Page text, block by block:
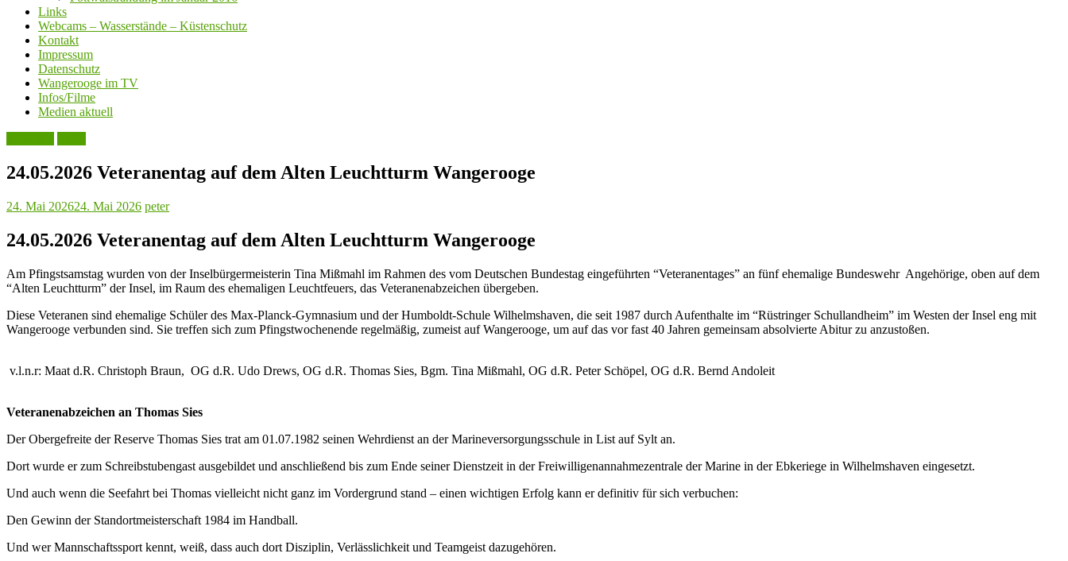
Links
Webcams – Wasserstände – Küstenschutz
Kontakt
Impressum
Datenschutz
Wangerooge im TV
Infos/Filme
Medien aktuell
24.05.2026 Veteranentag auf dem Alten Leuchtturm Wangerooge
24. Mai 202624. Mai 2026 peter
24.05.2026 Veteranentag auf dem Alten Leuchtturm Wangerooge
Am Pfingstsamstag wurden von der Inselbürgermeisterin Tina Mißmahl im Rahmen des vom Deutschen Bundestag eingeführten “Veteranentages” an fünf ehemalige Bundeswehr Angehörige, oben auf dem
“Alten Leuchtturm” der Insel, im Raum des ehemaligen Leuchtfeuers, das Veteranenabzeichen übergeben.
Diese Veteranen sind ehemalige Schüler des Max-Planck-Gymnasium und der Humboldt-Schule Wilhelmshaven, die seit 1987 durch Aufenthalte im “Rüstringer Schullandheim” im Westen der Insel eng mit
Wangerooge verbunden sind. Sie treffen sich zum Pfingstwochenende regelmäßig, zumeist auf Wangerooge, um auf das vor fast 40 Jahren gemeinsam absolvierte Abitur zu anzustoßen.
v.l.n.r: Maat d.R. Christoph Braun, OG d.R. Udo Drews, OG d.R. Thomas Sies, Bgm. Tina Mißmahl, OG d.R. Peter Schöpel, OG d.R. Bernd Andoleit
Veteranenabzeichen an Thomas Sies
Der Obergefreite der Reserve Thomas Sies trat am 01.07.1982 seinen Wehrdienst an der Marineversorgungsschule in List auf Sylt an.
Dort wurde er zum Schreibstubengast ausgebildet und anschließend bis zum Ende seiner Dienstzeit in der Freiwilligenannahmezentrale der Marine in der Ebkeriege in Wilhelmshaven eingesetzt.
Und auch wenn die Seefahrt bei Thomas vielleicht nicht ganz im Vordergrund stand – einen wichtigen Erfolg kann er definitiv für sich verbuchen:
Den Gewinn der Standortmeisterschaft 1984 im Handball.
Und wer Mannschaftssport kennt, weiß, dass auch dort Disziplin, Verlässlichkeit und Teamgeist dazugehören.